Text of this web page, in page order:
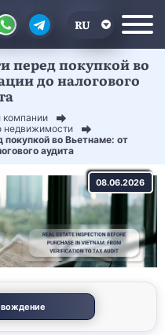
RU
EN
перед покупкой во
до налогового
компании
недвижимости
во Вьетнаме: от
аудита
08.06.2026